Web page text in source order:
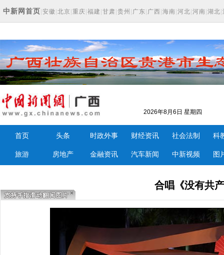
中新网首页 安徽 北京 重庆 福建 甘肃 贵州 广东 广西 海南 河北 河南 湖北
2026年8月6日 星期四
首页 头条 时政外事 财经资讯 社会法制 科
旅游 房地产 金融资讯 汽车新闻 中新视频 图
合唱《没有共